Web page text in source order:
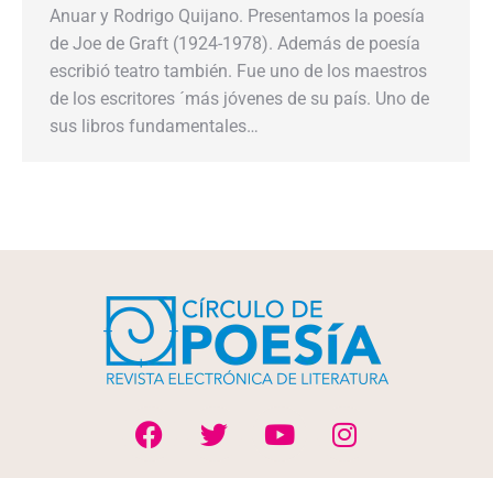
Anuar y Rodrigo Quijano. Presentamos la poesía
de Joe de Graft (1924-1978). Además de poesía
escribió teatro también. Fue uno de los maestros
de los escritores ´más jóvenes de su país. Uno de
sus libros fundamentales…